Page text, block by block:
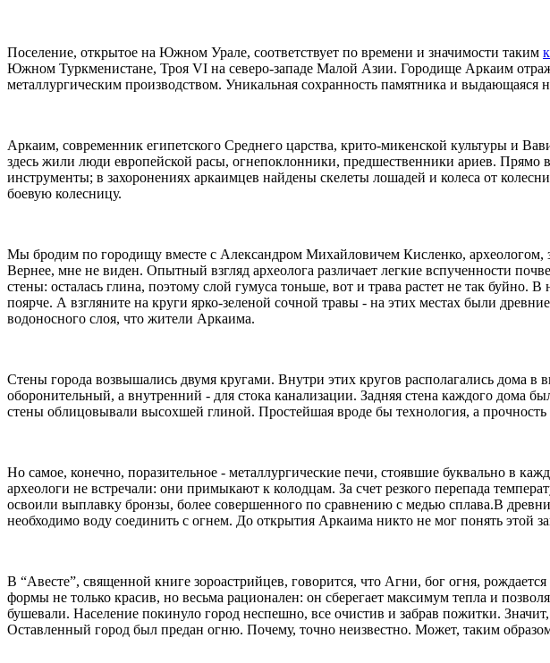
Поселение, открытое на Южном Урале, соответствует по времени и значимости таким
Южном Туркменистане, Троя VI на северо-западе Малой Азии. Городище Аркаим
металлургическим производством. Уникальная сохранность памятника и выдающаяся
Аркаим, современник египетского Среднего царства, крито-микенской культуры и
здесь жили люди европейской расы, огнепоклонники, предшественники ариев. Прямо в
инструменты; в захоронениях аркаимцев найдены скелеты лошадей и колеса от
боевую колесницу.
Мы бродим по городищу вместе с Александром Михайловичем Кисленко,
Вернее, мне не виден. Опытный взгляд археолога различает легкие вспученности
стены: осталась глина, поэтому слой гумуса тоньше, вот и трава растет не так буйно.
поярче. А взгляните на круги ярко-зеленой сочной травы - на этих местах были
водоносного слоя, что жители Аркаима.
Стены города возвышались двумя кругами. Внутри этих кругов располагались
оборонительный, а внутренний - для стока канализации. Задняя стена каждого дома
стены облицовывали высохшей глиной. Простейшая вроде бы технология, а
Но самое, конечно, поразительное - металлургические печи, стоявшие буквально в
археологи не встречали: они примыкают к колодцам. За счет резкого перепада
освоили выплавку бронзы, более совершенного по сравнению с медью сплава.В
необходимо воду соединить с огнем. До открытия Аркаима никто не мог понять этой
В “Авесте”, священной книге зороастрийцев, говорится, что Агни, бог огня,
формы не только красив, но весьма рационален: он сберегает максимум тепла и
бушевали. Население покинуло город неспешно, все очистив и забрав пожитки.
Оставленный город был предан огню. Почему, точно неизвестно. Может, таким